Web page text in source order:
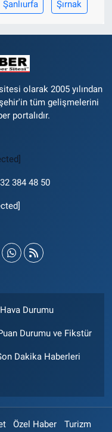
Şanlıurfa Şırnak
olarak 2005 yılından
tüm gelişmelerini
portalıdır.
384 48 50
Hava Durumu
Durumu ve Fikstür
Dakika Haberleri
Özel Haber Turizm